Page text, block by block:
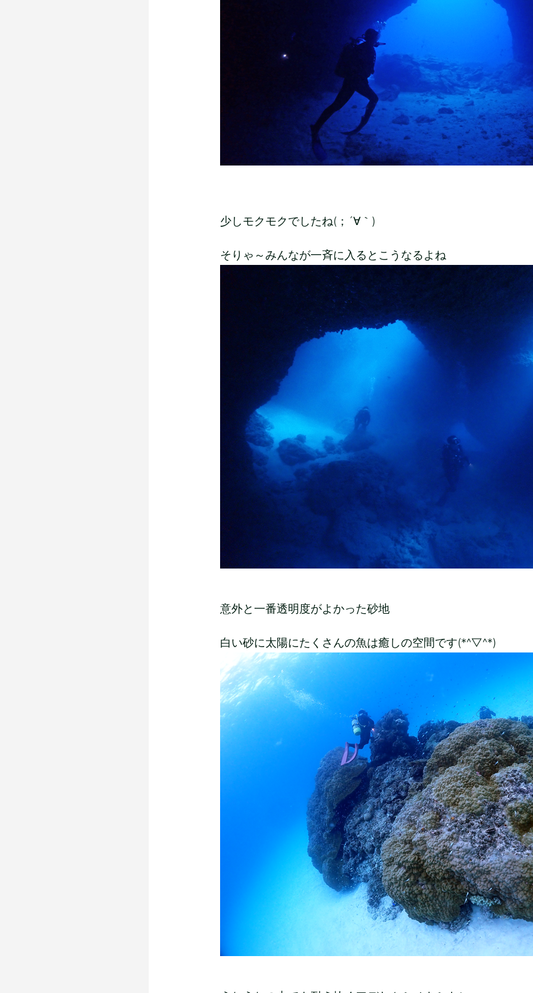
少しモクモクでしたね(；´∀｀)
そりゃ～みんなが一斉に入るとこうなるよね
意外と一番透明度がよかった砂地
白い砂に太陽にたくさんの魚は癒しの空間です(*^▽^*)